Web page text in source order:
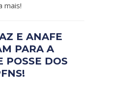
mais!
E ANAFE
PARA A
POSSE DOS